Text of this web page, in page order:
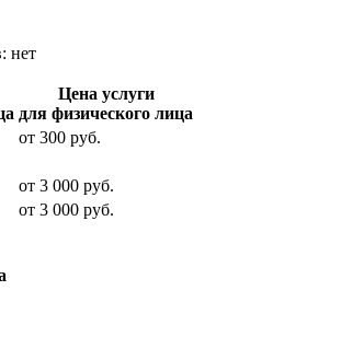
нет
Цена услуги
для физического лица
от 300 руб.
от 3 000 руб.
от 3 000 руб.